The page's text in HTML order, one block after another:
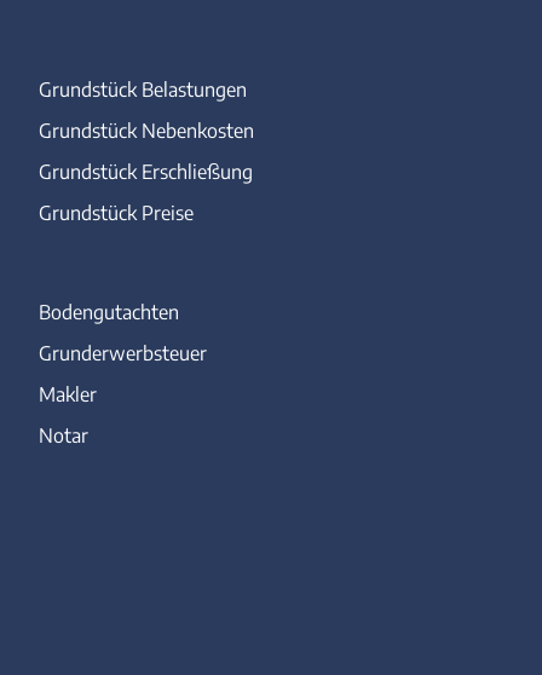
Grundstück Belastungen
Grundstück Nebenkosten
Grundstück Erschließung
Grundstück Preise
Bodengutachten
Grunderwerbsteuer
Makler
Notar